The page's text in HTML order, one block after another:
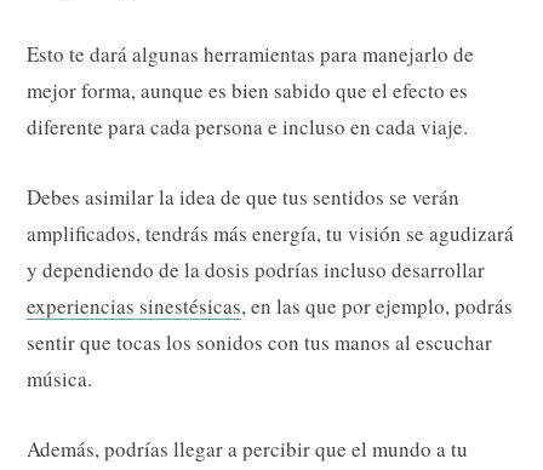
Esto te dará algunas herramientas para manejarlo de
mejor forma, aunque es bien sabido que el efecto es
diferente para cada persona e incluso en cada viaje.
Debes asimilar la idea de que tus sentidos se verán
amplificados, tendrás más energía, tu visión se agudizará
y dependiendo de la dosis podrías incluso desarrollar
experiencias sinestésicas, en las que por ejemplo, podrás
sentir que tocas los sonidos con tus manos al escuchar
música.
Además, podrías llegar a percibir que el mundo a tu